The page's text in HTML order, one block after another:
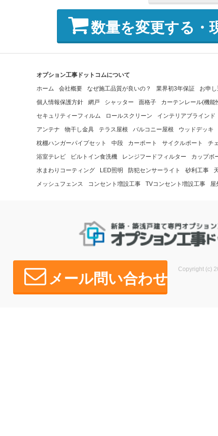
数量を変更する・
オプション工事ドットコムについて
ホーム
会社概要 なぜ施工品質が良いの？ 業界初3年保証
お申
個人情報保護方針
網戸 シャッター 面格子
カーテンレール(機能
セキュリティーフィルム
ロールスクリーン
インテリアブラインド
アンテナ
物干し金具 テラス屋根 バルコニー屋根
ウッドデッキ
枕棚ハンガーパイプセット
中段 カーポート サイクルポート
チ
浴室テレビ
ビルトイン食洗機 レンジフードフィルター
カップボ
水まわりコーティング
LED照明 防犯センサーライト 砂利工事
メッシュフェンス
コンセント増設工事 TVコンセント増設工事 屋
メール問い合わせ
Copyright (c)